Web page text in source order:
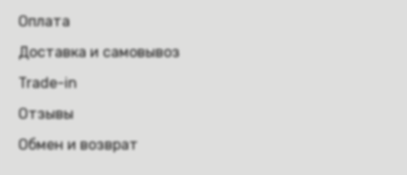
Оплата
Доставка и самовывоз
Trade-in
Отзывы
Обмен и возврат